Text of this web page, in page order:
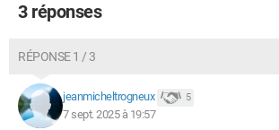
3 réponses
RÉPONSE 1 / 3
jeanmicheltrogneux 5
7 sept. 2025 à 19:57